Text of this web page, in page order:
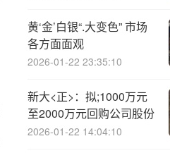
黄‘金’白银“.大变色” 市场
各方面面观
2026-01-22 23:35:10
新大<正>：拟;1000万元
至2000万元回购公司股份
2026-01-22 14:04:10